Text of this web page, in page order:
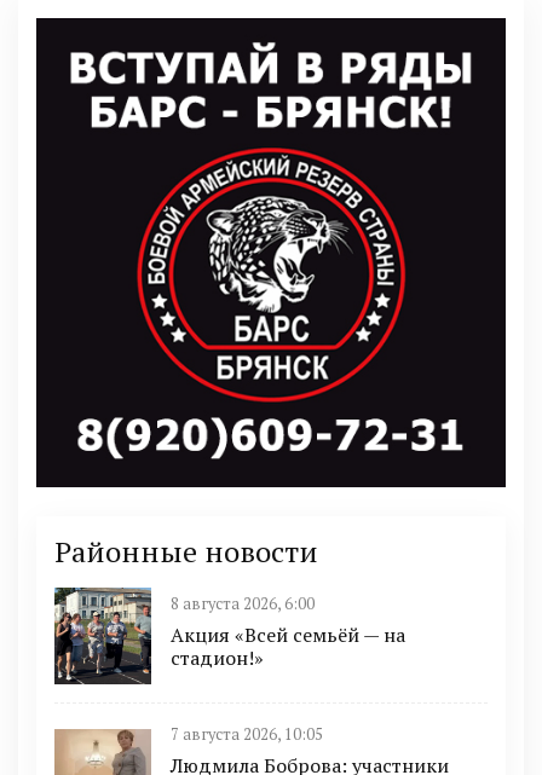
Районные новости
8 августа 2026, 6:00
Акция «Всей семьёй — на
стадион!»
7 августа 2026, 10:05
Людмила Боброва: участники